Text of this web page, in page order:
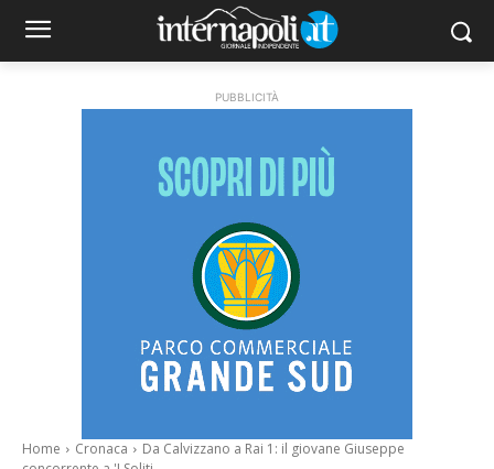
PUBBLICITÀ
Home Cronaca
Da Calvizzano a Rai 1: il giovane Giuseppe